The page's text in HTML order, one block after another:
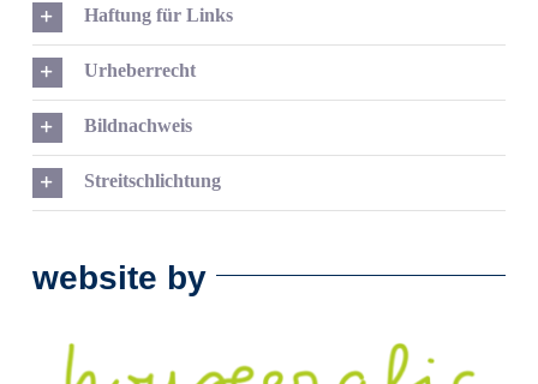
Haftung für Links
Urheberrecht
Bildnachweis
Streitschlichtung
website by